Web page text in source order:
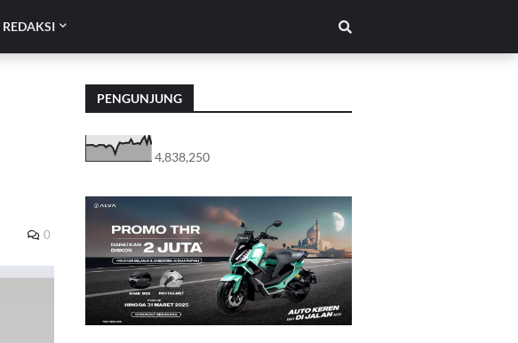
REDAKSI
0
PENGUNJUNG
4,838,250